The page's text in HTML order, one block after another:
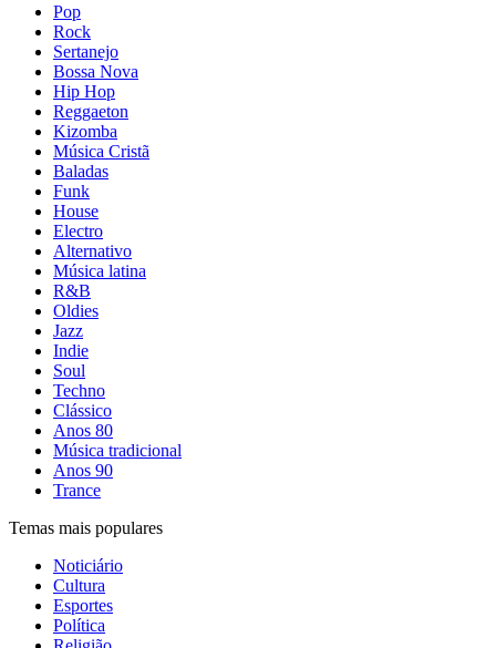
Pop
Rock
Sertanejo
Bossa Nova
Hip Hop
Reggaeton
Kizomba
Música Cristã
Baladas
Funk
House
Electro
Alternativo
Música latina
R&B
Oldies
Jazz
Indie
Soul
Techno
Clássico
Anos 80
Música tradicional
Anos 90
Trance
Temas mais populares
Noticiário
Cultura
Esportes
Política